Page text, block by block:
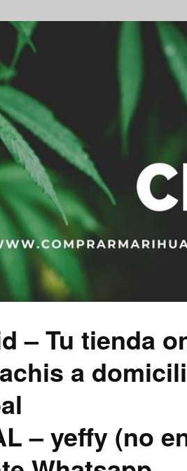
– Tu tienda
a
– yeffy (no